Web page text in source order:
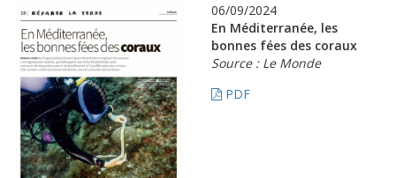
06/09/2024
En Méditerranée, les
bonnes fées des coraux
Source : Le Monde
PDF